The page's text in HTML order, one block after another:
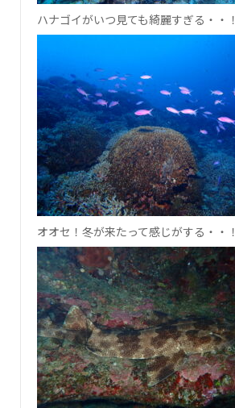
ハナゴイがいつ見ても綺麗すぎる・・！
オオセ！冬が来たって感じがする・・！